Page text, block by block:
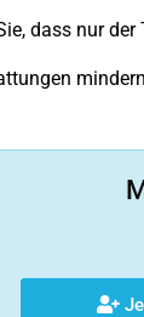
dass nur